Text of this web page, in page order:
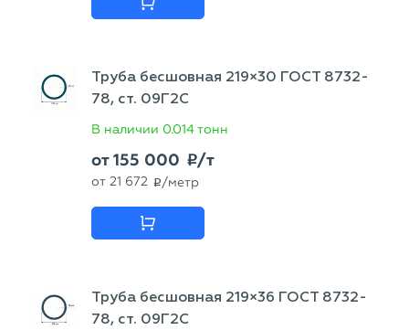
Труба бесшовная 219×30 ГОСТ 8732-
78, ст. 09Г2С
В наличии 0.014 тонн
от155 000 p/т
от 21 672 p /метр
Труба бесшовная 219×36 ГОСТ 8732-
78, ст. 09Г2С